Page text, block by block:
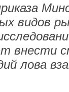
видов
внести
лова